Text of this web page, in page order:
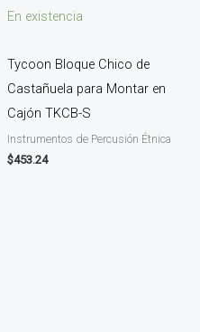
En existencia
Tycoon Bloque Chico de
Castañuela para Montar en
Cajón TKCB-S
Instrumentos de Percusión Étnica
$453.24